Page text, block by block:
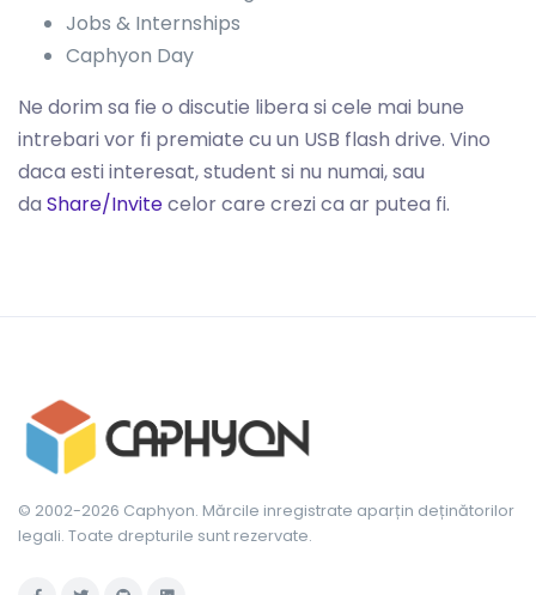
Jobs & Internships
Caphyon Day
Ne dorim sa fie o discutie libera si cele mai bune
intrebari vor fi premiate cu un USB flash drive. Vino
daca esti interesat, student si nu numai, sau
da Share/Invitecelor care crezi ca ar putea fi.
© 2002-2026 Caphyon. Mărcile inregistrate aparțin deținătorilor
legali. Toate drepturile sunt rezervate.